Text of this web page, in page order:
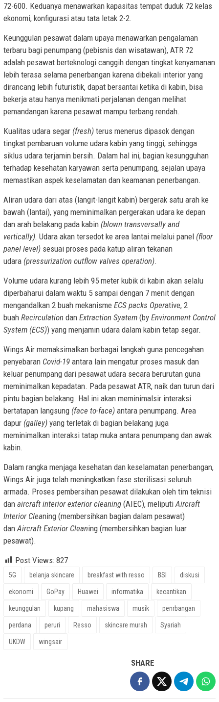
72-600. Keduanya menawarkan kapasitas tempat duduk 72 kelas
ekonomi, konfigurasi atau tata letak 2-2.
Keunggulan pesawat dalam upaya menawarkan pengalaman
terbaru bagi penumpang (pebisnis dan wisatawan), ATR 72
adalah pesawat berteknologi canggih dengan tingkat kenyamanan
lebih terasa selama penerbangan karena dibekali interior yang
dirancang lebih futuristik, dapat bersantai ketika di kabin, bisa
bekerja atau hanya menikmati perjalanan dengan melihat
pemandangan karena pesawat mampu terbang rendah.
Kualitas udara segar (fresh) terus menerus dipasok dengan
tingkat pembaruan volume udara kabin yang tinggi, sehingga
siklus udara terjamin bersih. Dalam hal ini, bagian kesungguhan
terhadap kesehatan karyawan serta penumpang, sejalan upaya
memastikan aspek keselamatan dan keamanan penerbangan.
Aliran udara dari atas (langit-langit kabin) bergerak satu arah ke
bawah (lantai), yang meminimalkan pergerakan udara ke depan
dan arah belakang pada kabin (blown transversally and
vertically). Udara akan tersedot ke area lantai melalui panel (floor
panel level) sesuai proses pada katup aliran tekanan
udara (pressurization outflow valves operation).
Volume udara kurang lebih 95 meter kubik di kabin akan selalu
diperbaharui dalam waktu 5 sampai dengan 7 menit dengan
mengandalkan 2 buah mekanisme ECS packs Operative, 2
buah Recirculation dan Extraction Syatem (by Environment Control
System (ECS)) yang menjamin udara dalam kabin tetap segar.
Wings Air memaksimalkan berbagai langkah guna pencegahan
penyebaran Covid-19 antara lain mengatur proses masuk dan
keluar penumpang dari pesawat udara secara berurutan guna
meminimalkan kepadatan. Pada pesawat ATR, naik dan turun dari
pintu bagian belakang. Hal ini akan meminimalsir interaksi
bertatapan langsung (face to-face) antara penumpang. Area
dapur (galley) yang terletak di bagian belakang juga
meminimalkan interaksi tatap muka antara penumpang dan awak
kabin.
Dalam rangka menjaga kesehatan dan keselamatan penerbangan,
Wings Air juga telah meningkatkan fase sterilisasi seluruh
armada. Proses pembersihan pesawat dilakukan oleh tim teknisi
dan aircraft interior exterior cleaning (AIEC), meliputi Aircraft
Interior Cleaning (membersihkan bagian dalam pesawat)
dan Aircraft Exterior Cleaning (membersihkan bagian luar
pesawat).
Post Views: 827
5G belanja skincare breakfast with resso BSI diskusi
ekonomi GoPay Huawei informatika kecantikan
keunggulan kupang mahasiswa musik penrbangan
perdana peruri Resso skincare murah Syariah
UKDW wingsair
SHARE